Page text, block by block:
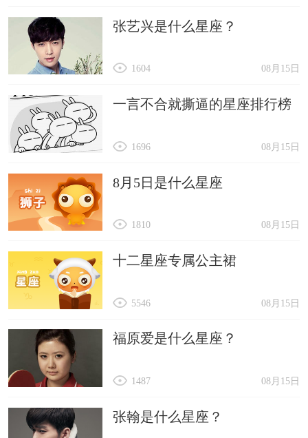
张艺兴是什么星座？
08月15日
1604
一言不合就撕逼的星座排行榜
08月15日
1696
8月5日是什么星座
08月15日
1810
十二星座专属公主裙
08月15日
5546
福原爱是什么星座？
08月15日
1487
张翰是什么星座？